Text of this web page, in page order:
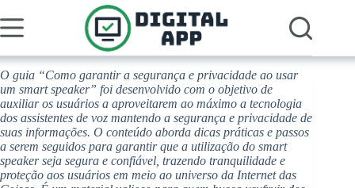
para
o
O guia “Como garantir a segurança e privacidade ao usar
um smart speaker” foi desenvolvido com o objetivo de
auxiliar os usuários a aproveitarem ao máximo a tecnologia
dos assistentes de voz mantendo a segurança e privacidade de
suas informações. O conteúdo aborda dicas práticas e passos
a serem seguidos para garantir que a utilização do smart
speaker seja segura e confiável, trazendo tranquilidade e
proteção aos usuários em meio ao universo da Internet das